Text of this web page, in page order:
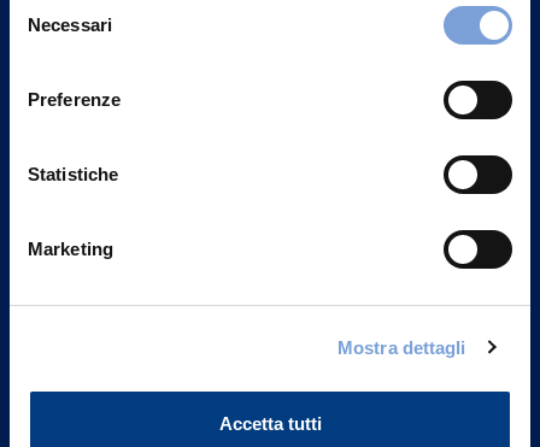
può trovare nel footer del sito nella sezione "Informativa
delNecessari
Preferenze
Statistiche
Marketing
Mostra dettagli
Accetta tutti
Vittoria Assicurazioni S.p.A.
Part. IVA 01329510158